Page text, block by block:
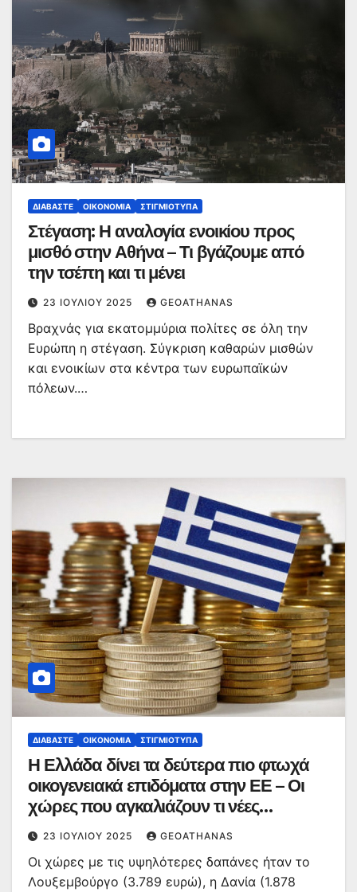
ΔΙΑΒΆΣΤΕ ΟΙΚΟΝΟΜΊΑ ΣΤΙΓΜΙΌΤΥΠΑ
Στέγαση: Η αναλογία ενοικίου προς
μισθό στην Αθήνα – Τι βγάζουμε από
την τσέπη και τι μένει
23 ΙΟΥΛΊΟΥ 2025 GEOATHANAS
Βραχνάς για εκατομμύρια πολίτες σε όλη την
Ευρώπη η στέγαση. Σύγκριση καθαρών μισθών
και ενοικίων στα κέντρα των ευρωπαϊκών
πόλεων.…
ΔΙΑΒΆΣΤΕ ΟΙΚΟΝΟΜΊΑ ΣΤΙΓΜΙΌΤΥΠΑ
Η Ελλάδα δίνει τα δεύτερα πιο φτωχά
οικογενειακά επιδόματα στην ΕΕ – Οι
χώρες που αγκαλιάζουν τι νέες
οικογένειες
23 ΙΟΥΛΊΟΥ 2025 GEOATHANAS
Οι χώρες με τις υψηλότερες δαπάνες ήταν το
Λουξεμβούργο (3.789 ευρώ), η Δανία (1.878